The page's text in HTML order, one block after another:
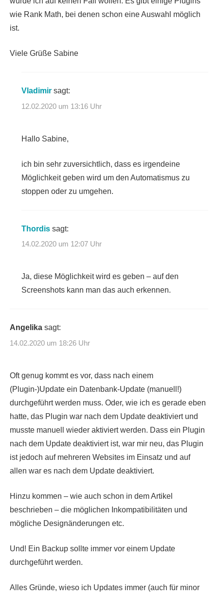
wie Rank Math, bei denen schon eine Auswahl möglich
ist.
Viele Grüße Sabine
Vladimir sagt:
12.02.2020 um 13:16 Uhr
Hallo Sabine,
ich bin sehr zuversichtlich, dass es irgendeine
Möglichkeit geben wird um den Automatismus zu
stoppen oder zu umgehen.
Thordis sagt:
14.02.2020 um 12:07 Uhr
Ja, diese Möglichkeit wird es geben – auf den
Screenshots kann man das auch erkennen.
Angelika sagt:
14.02.2020 um 18:26 Uhr
Oft genug kommt es vor, dass nach einem
(Plugin-)Update ein Datenbank-Update (manuell!)
durchgeführt werden muss. Oder, wie ich es gerade eben
hatte, das Plugin war nach dem Update deaktiviert und
musste manuell wieder aktiviert werden. Dass ein Plugin
nach dem Update deaktiviert ist, war mir neu, das Plugin
ist jedoch auf mehreren Websites im Einsatz und auf
allen war es nach dem Update deaktiviert.
Hinzu kommen – wie auch schon in dem Artikel
beschrieben – die möglichen Inkompatibilitäten und
mögliche Designänderungen etc.
Und! Ein Backup sollte immer vor einem Update
durchgeführt werden.
Alles Gründe, wieso ich Updates immer (auch für minor